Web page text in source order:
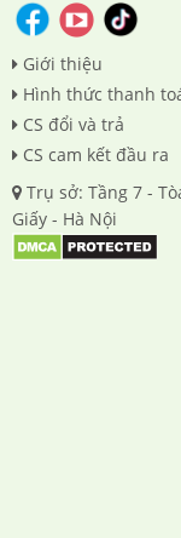
Giới thiệu
Hình thức thanh
CS đổi và trả
CS cam kết đầu ra
Trụ sở: Tầng 7 -
Giấy - Hà Nội